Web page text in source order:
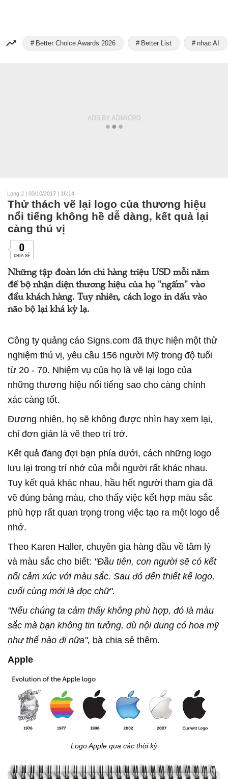
Better Choice Awards 2026 Better List nhạc AI
Long.J | 03/10/2017 | 16:14
Thử thách vẽ lại logo của thương hiệu
nổi tiếng không hề dễ dàng, kết quả lại
càng thú vị
0
CHIA SẺ
Những tập đoàn lớn chi hàng triệu USD mỗi năm
để bộ nhận diện thương hiệu của họ "ngấm" vào
đầu khách hàng. Tuy nhiên, cách logo in dấu vào
não bộ lại khá kỳ lạ.
Công ty quảng cáo Signs.com đã thực hiện một thử
nghiệm thú vị, yêu cầu 156 người Mỹ trong độ tuổi
từ 20 - 70. Nhiệm vụ của họ là vẽ lại logo của
những thương hiệu nổi tiếng sao cho càng chính
xác càng tốt.
Đương nhiên, họ sẽ không được nhìn hay xem lại,
chỉ đơn giản là vẽ theo trí trớ.
Kết quả đang đợi bạn phía dưới, cách những logo
lưu lại trong trí nhớ của mỗi người rất khác nhau.
Tuy kết quả khác nhau, hầu hết người tham gia đã
vẽ đúng bảng màu, cho thấy việc kết hợp màu sắc
phù hợp rất quan trọng trong việc tạo ra một logo dễ
nhớ.
Theo Karen Haller, chuyên gia hàng đầu về tâm lý
và màu sắc cho biết: "Đầu tiên, con người sẽ có kết
nối cảm xúc với màu sắc. Sau đó đến thiết kế logo,
cuối cùng mới là đọc chữ".
"Nếu chúng ta cảm thấy không phù hợp, đó là màu
sắc mà bạn không tin tưởng, dù nội dung có hoa mỹ
như thế nào đi nữa", bà chia sẻ thêm.
Apple
Logo Apple qua các thời kỳ